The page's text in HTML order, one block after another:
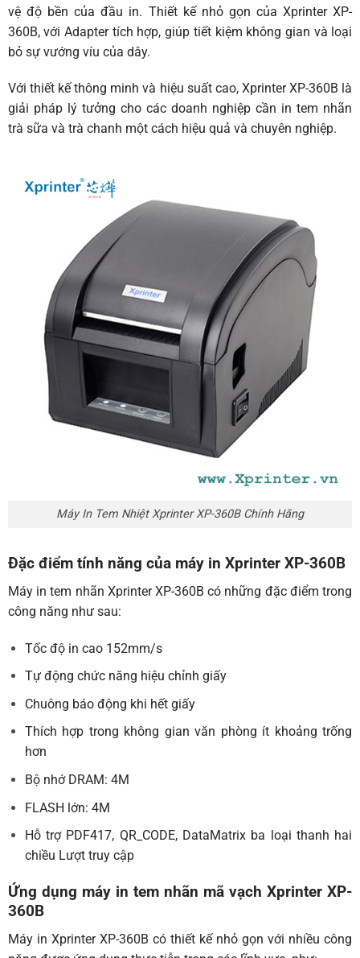
vệ độ bền của đầu in. Thiết kế nhỏ gọn củaXprinterXP-
360B, với Adapter tích hợp, giúp tiết kiệm không gian và loại
bỏ sự vướng víu của dây.
Với thiết kế thông minh và hiệu suất cao, Xprinter XP-360B là
giải pháp lý tưởng cho các doanh nghiệp cần in tem nhãn
trà sữa và trà chanh một cách hiệu quả và chuyên nghiệp.
Máy In Tem Nhiệt Xprinter XP-360B Chính Hãng
Đặc điểm tính năng của máy in Xprinter XP-360B
Máy in tem nhãn Xprinter XP-360B có những đặc điểm trong
công năng như sau:
Tốc độ in cao 152mm/s
Tự động chức năng hiệu chỉnh giấy
Chuông báo động khi hết giấy
Thích hợp trong không gian văn phòng ít khoảng trống
hơn
Bộ nhớ DRAM: 4M
FLASH lớn: 4M
Hỗ trợ PDF417, QR_CODE, DataMatrix ba loại thanh hai
chiều Lượt truy cập
Ứng dụng máy in tem nhãn mã vạch Xprinter XP-
360B
Máy in Xprinter XP-360B có thiết kế nhỏ gọn với nhiều công